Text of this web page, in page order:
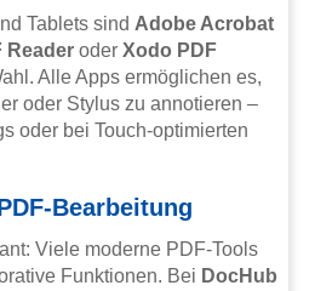
Tablets sindAdobe Acrobat
Reader oderXodo PDF
Alle Apps ermöglichen es,
oder Stylus zu annotieren –
oder bei Touch-optimierten
Bearbeitung
Viele moderne PDF-Tools
Funktionen. Bei DocHub